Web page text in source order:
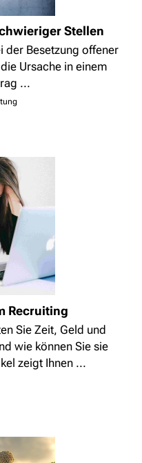
Stellen
der Besetzung offener
Ursache in einem
...
Recruiting
Sie Zeit, Geld und
wie können Sie sie
zeigt Ihnen ...